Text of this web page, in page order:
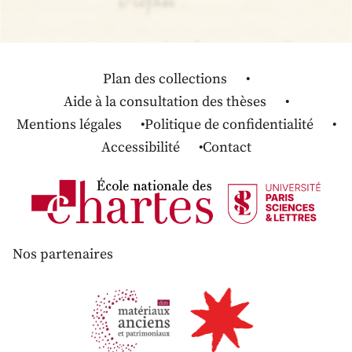
Plan des collections
Aide à la consultation des thèses
Mentions légales
Politique de confidentialité
Accessibilité
Contact
Nos partenaires